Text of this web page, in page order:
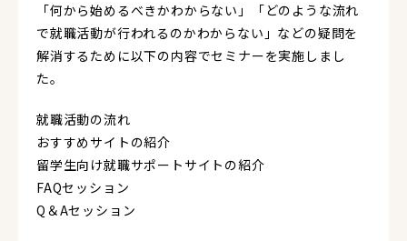
「何から始めるべきかわからない」「どのような流れ
で就職活動が行われるのかわからない」などの疑問を
解消するために以下の内容でセミナーを実施しまし
た。
就職活動の流れ
おすすめサイトの紹介
留学生向け就職サポートサイトの紹介
FAQセッション
Q＆Aセッション